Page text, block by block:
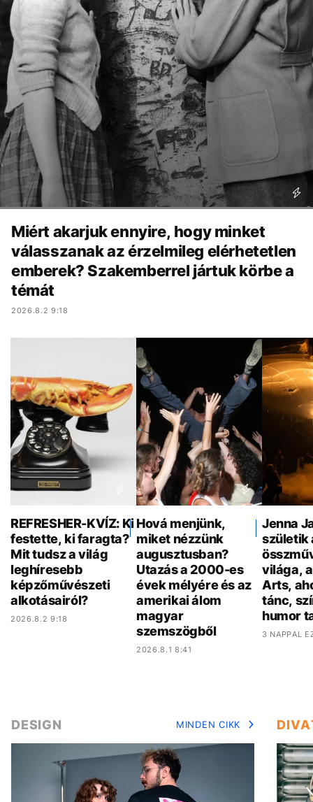
Miért akarjuk ennyire, hogy minket
válasszanak az érzelmileg elérhetetlen
emberek? Szakemberrel jártuk körbe a
témát
2026.8.2 9:18
REFRESHER-KVÍZ: Ki
festette, ki faragta?
Mit tudsz a világ
leghíresebb
képzőművészeti
alkotásairól?
2026.8.2 9:18
Hová menjünk,
miket nézzünk
augusztusban?
Utazás a 2000-es
évek mélyére és az
amerikai álom
magyar
szemszögből
2026.8.1 8:41
Jenna
születik
világa,
Arts,
tánc,
humor
3 NAPPAL
DESIGN MINDEN CIKK